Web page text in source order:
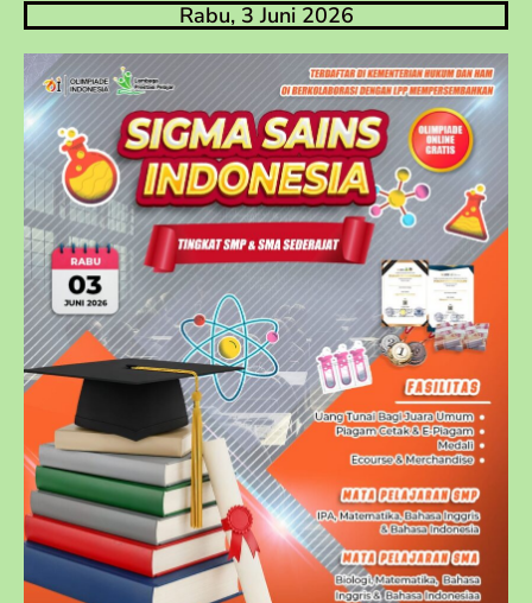
Rabu, 3 Juni 2026